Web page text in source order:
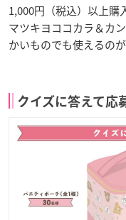
1,000円（税込）以上購
マツキヨココカラ＆カ
かいものでも使えるの
クイズに答えて応